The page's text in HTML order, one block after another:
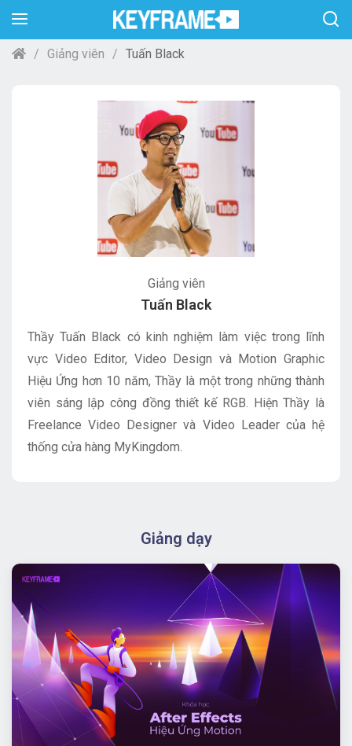
Giảng viên Tuấn Black
Giảng viên
Tuấn Black
Thầy Tuấn Black có kinh nghiệm làm việc trong lĩnh
vực Video Editor, Video Design và Motion Graphic
Hiệu Ứng hơn 10 năm, Thầy là một trong những thành
viên sáng lập công đồng thiết kế RGB. Hiện Thầy là
Freelance Video Designer và Video Leader của hệ
thống cửa hàng MyKingdom.
Giảng dạy